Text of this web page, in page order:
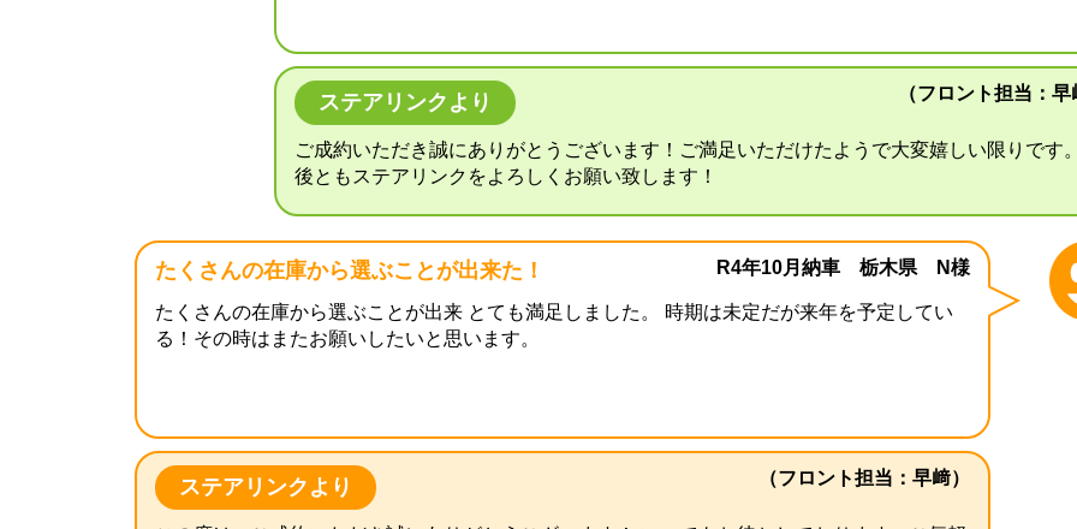
ステアリンクより （フロント担当：早
ご成約いただき誠にありがとうございます！ご満足いただけたようで大変嬉しい限りです
後ともステアリンクをよろしくお願い致します！
たくさんの在庫から選ぶことが出来た！ R4年10月納車 栃木県 N様
たくさんの在庫から選ぶことが出来 とても満足しました。 時期は未定だが来年を予定してい
る！その時はまたお願いしたいと思います。
ステアリンクより （フロント担当：早﨑）